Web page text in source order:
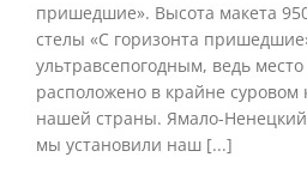
пришедшие». Высота макета
стелы «С горизонта
ультравсепогодным, ведь место
расположено в крайне
нашей страны. Ямало-
мы установили наш [...]